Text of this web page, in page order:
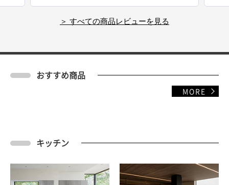
高い商品です。
＞ すべての商品レビューを見る
おすすめ商品
MORE
キッチン